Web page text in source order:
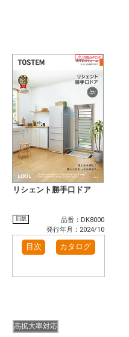
リシェント勝手口ドア
旧版
品番：DK8000
発行年月：2024/10
目次 カタログ
高拡大率対応